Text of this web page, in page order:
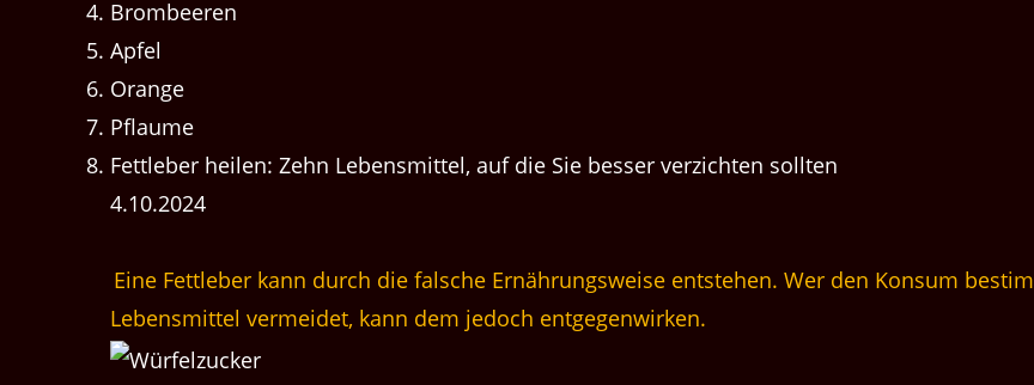
Brombeeren
Apfel
Orange
Pflaume
Fettleber heilen: Zehn Lebensmittel, auf die Sie besser verzichten sollten
4.10.2024
Eine Fettleber kann durch die falsche Ernährungsweise entstehen. Wer den Konsum
Lebensmittel vermeidet, kann dem jedoch entgegenwirken.